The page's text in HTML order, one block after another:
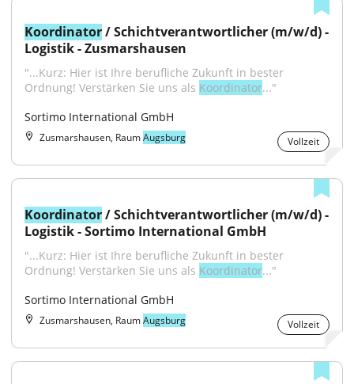
Koordinator / Schichtverantwortlicher (m/w/d) -
Logistik - Zusmarshausen
"...Kurz: Hier ist Ihre berufliche Zukunft in bester
Ordnung! Verstärken Sie uns als Koordinator..."
Sortimo International GmbH
Zusmarshausen, RaumAugsburg Vollzeit
Koordinator / Schichtverantwortlicher (m/w/d) -
Logistik - Sortimo International GmbH
"...Kurz: Hier ist Ihre berufliche Zukunft in bester
Ordnung! Verstärken Sie uns als Koordinator..."
Sortimo International GmbH
Zusmarshausen, RaumAugsburg Vollzeit